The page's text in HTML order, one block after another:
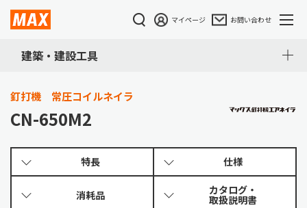
マイページ お問い合わせ
建築・建設工具
釘打機 常圧コイルネイラ
CN-650M2
特長 仕様
消耗品 カタログ・
取扱説明書